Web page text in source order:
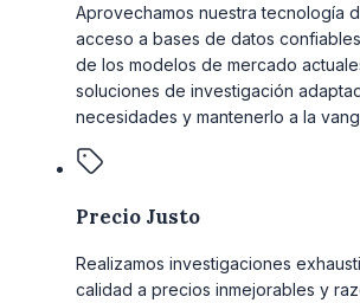
Aprovechamos nuestra tecnología
acceso a bases de datos
de los modelos de mercado
soluciones de investigación
necesidades y mantenerlo a la
Precio Justo
Realizamos investigaciones
calidad a precios inmejorables y